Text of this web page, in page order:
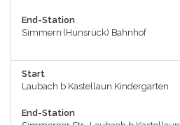
End-Station
Simmern (Hunsrück) Bahnhof
Start
Laubach b Kastellaun Kindergarten
End-Station